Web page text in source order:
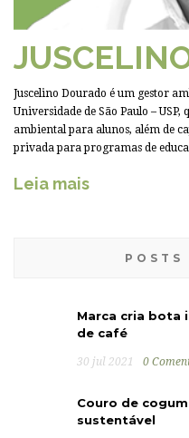
Juscelino Dourado é um gestor
Universidade de São Paulo – USP,
ambiental para alunos, além de
privada para programas de
Leia mais
POSTS
Marca cria bota
de café
30 jul 2021 0
Couro de
sustentável